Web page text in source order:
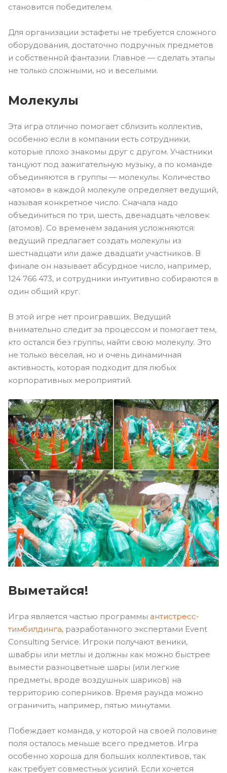
становится победителем.
Для организации эстафеты не требуется сложного
оборудования, достаточно подручных предметов
и собственной фантазии. Главное — сделать этапы
не только сложными, но и веселыми.
Молекулы
Эта игра отлично помогает сблизить коллектив,
особенно если в компании есть сотрудники,
которые плохо знакомы друг с другом. Участники
танцуют под зажигательную музыку, а по команде
объединяются в группы — молекулы. Количество
«атомов» в каждой молекуле определяет ведущий,
называя конкретное число. Сначала надо
объединиться по три, шесть, двенадцать человек
(атомов). Со временем задания усложняются:
ведущий предлагает создать молекулы из
шестнадцати или даже двадцати участников. В
финале он называет абсурдное число, например,
124 766 473, и сотрудники интуитивно собираются в
один общий круг.
В этой игре нет проигравших. Ведущий
внимательно следит за процессом и помогает тем,
кто остался без группы, найти свою молекулу. Это
не только веселая, но и очень динамичная
активность, которая подходит для любых
корпоративных мероприятий.
Выметайся!
Игра является частью программы антистресс-
тимбилдинга, разработанного экспертами Event
Consulting Service. Игроки получают веники,
швабры или метлы и должны как можно быстрее
вымести разноцветные шары (или легкие
предметы, вроде воздушных шариков) на
территорию соперников. Время раунда можно
ограничить, например, пятью минутами.
Побеждает команда, у которой на своей половине
поля осталось меньше всего предметов. Игра
особенно хороша для больших коллективов, так
как требует совместных усилий. Если хочется